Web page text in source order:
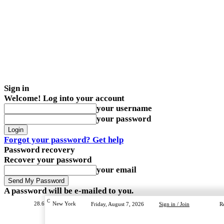
Sign in
Welcome! Log into your account
your username
your password
Forgot your password? Get help
Password recovery
Recover your password
your email
A password will be e-mailed to you.
28.6 C New York Friday, August 7, 2026 Sign in / Join